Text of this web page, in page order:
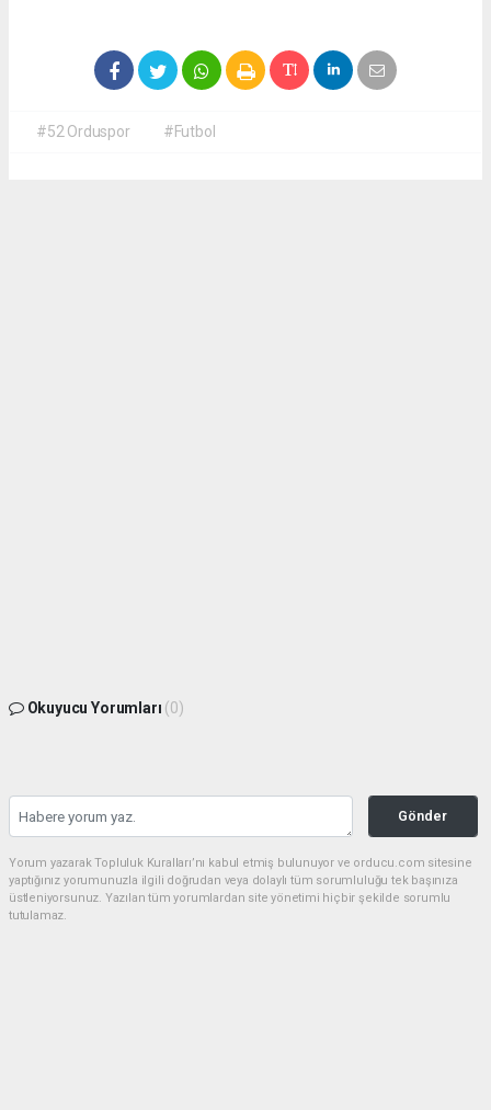
#52 Orduspor #Futbol
Okuyucu Yorumları (0)
Gönder
Yorum yazarak Topluluk Kuralları’nı kabul etmiş bulunuyor ve orducu.com sitesine
yaptığınız yorumunuzla ilgili doğrudan veya dolaylı tüm sorumluluğu tek başınıza
üstleniyorsunuz. Yazılan tüm yorumlardan site yönetimi hiçbir şekilde sorumlu
tutulamaz.